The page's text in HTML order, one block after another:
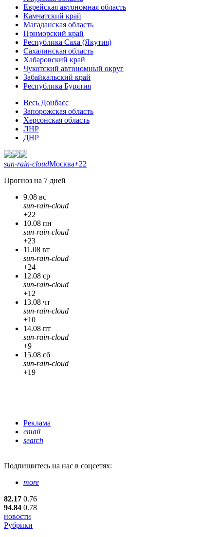
Еврейская автономная область
Камчатский край
Магаданская область
Приморский край
Республика Саха (Якутия)
Сахалинская область
Хабаровский край
Чукотский автономный округ
Забайкальский край
Республика Бурятия
Весь Донбасс
Запорожская область
Херсонская область
ЛНР
ДНР
sun-rain-cloudМосква+22
Прогноз на 7 дней
9.08 вс
sun-rain-cloud
+22
10.08 пн
sun-rain-cloud
+23
11.08 вт
sun-rain-cloud
+24
12.08 ср
sun-rain-cloud
+12
13.08 чт
sun-rain-cloud
+10
14.08 пт
sun-rain-cloud
+9
15.08 сб
sun-rain-cloud
+19
Реклама
email
search
Подпишитесь на нас в соцсетях:
more
82.17 0.76
94.84 0.78
новости
Рубрики